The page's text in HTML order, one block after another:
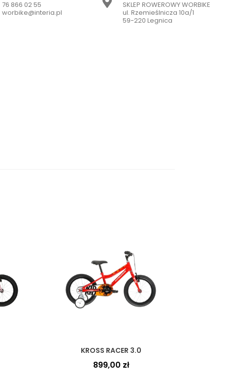
76 866 02 55
worbike@interia.pl
SKLEP ROWEROWY WORBIKE
ul. Rzemieślnicza 10a/1
59-220 Legnica
KROSS RACER 3.0
899,00 zł